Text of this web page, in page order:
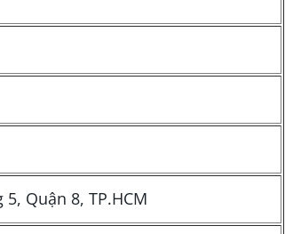
Quận 8, TP.HCM